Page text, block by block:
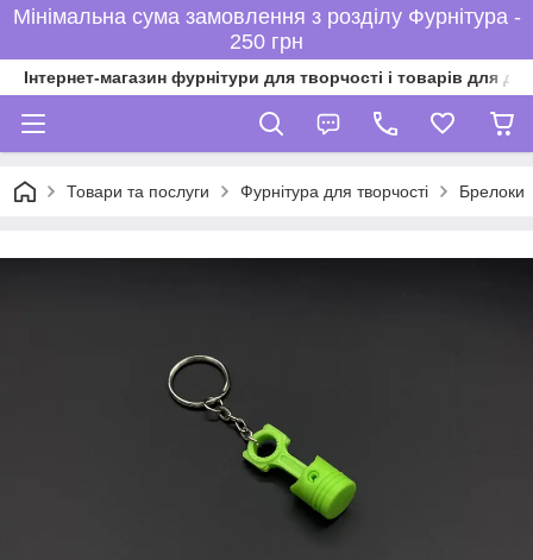
Мінімальна сума замовлення з розділу Фурнітура -
250 грн
Інтернет-магазин фурнітури для творчості і товарів для
Товари та послуги Фурнітура для творчості Брелоки